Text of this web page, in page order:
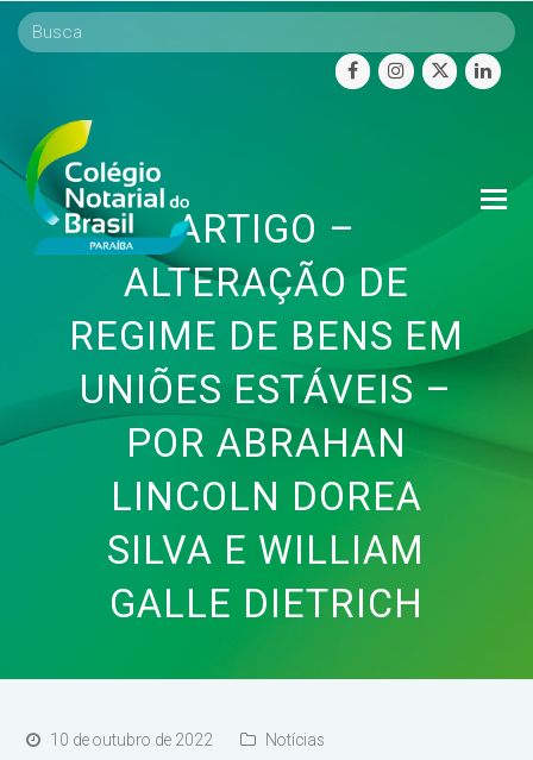
facebookinstagram
twitter
ARTIGO –
ALTERAÇÃO DE
REGIME DE BENS EM
UNIÕES ESTÁVEIS –
POR ABRAHAN
LINCOLN DOREA
SILVA E WILLIAM
GALLE DIETRICH
10 de outubro de 2022 Notícias